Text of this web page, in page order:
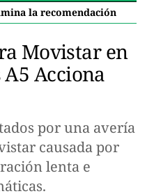
de RAM para Windows 11 y qué significa para ti
Movistar en
Acciona
por una avería
causada por
lenta e